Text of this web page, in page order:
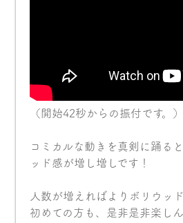
（開始42秒からの振付です。）
コミカルな動きを真剣に踊る
ッド感が増し増しです！
人数が増えればよりボリウッ
初めての方も、是非是非楽し